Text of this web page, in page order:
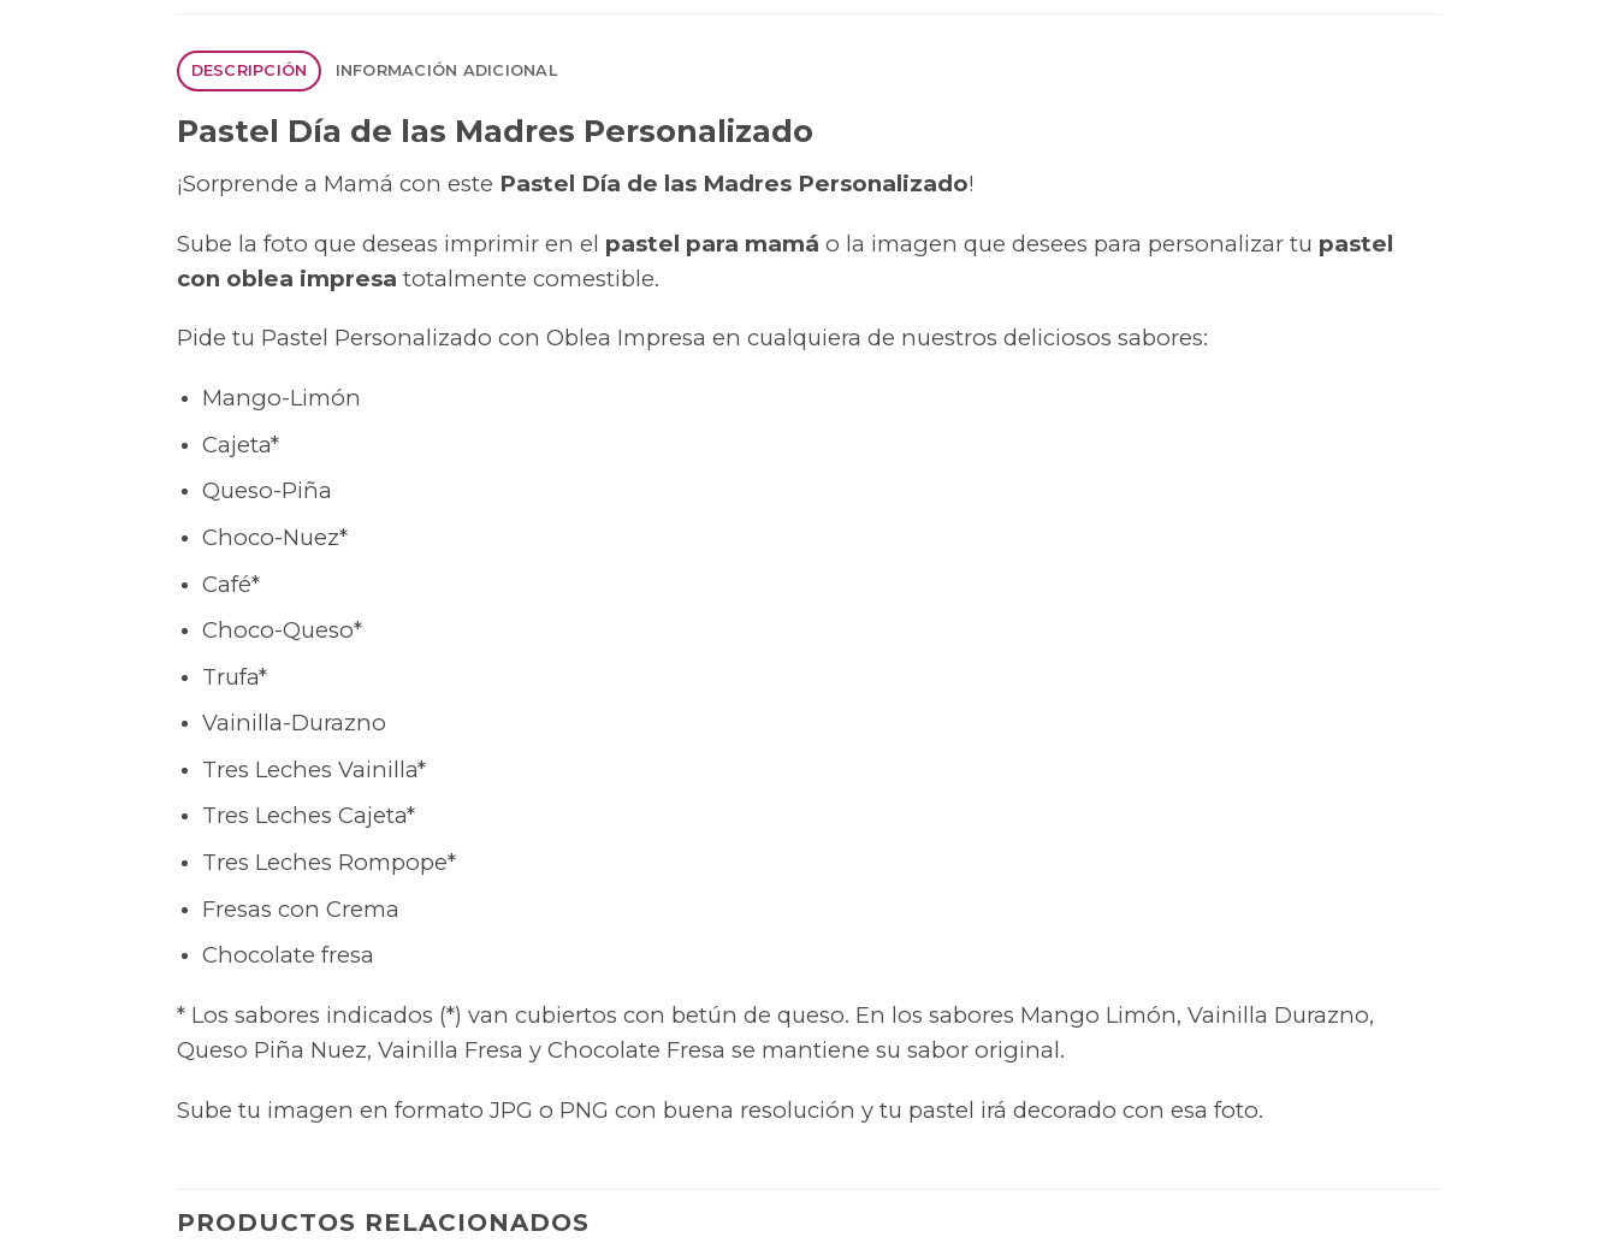
DESCRIPCIÓN INFORMACIÓN ADICIONAL
Pastel Día de las Madres Personalizado
¡Sorprende a Mamá con este Pastel Día de las Madres Personalizado!
Sube la foto que deseas imprimir en el pastel para mamá o la imagen que desees para personalizar tu pastel
con oblea impresa totalmente comestible.
Pide tu Pastel Personalizado con Oblea Impresa en cualquiera de nuestros deliciosos sabores:
Mango-Limón
Cajeta*
Queso-Piña
Choco-Nuez*
Café*
Choco-Queso*
Trufa*
Vainilla-Durazno
Tres Leches Vainilla*
Tres Leches Cajeta*
Tres Leches Rompope*
Fresas con Crema
Chocolate fresa
* Los sabores indicados (*) van cubiertos con betún de queso. En los sabores Mango Limón, Vainilla Durazno,
Queso Piña Nuez, Vainilla Fresa y Chocolate Fresa se mantiene su sabor original.
Sube tu imagen en formato JPG o PNG con buena resolución y tu pastel irá decorado con esa foto.
PRODUCTOS RELACIONADOS